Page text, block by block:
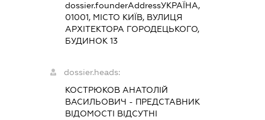
dossier.founderAddressУКРАЇНА,
01001, МІСТО КИЇВ, ВУЛИЦЯ
АРХІТЕКТОРА ГОРОДЕЦЬКОГО,
БУДИНОК 13
dossier.heads:
КОСТРЮКОВ АНАТОЛІЙ
ВАСИЛЬОВИЧ - ПРЕДСТАВНИК
ВІДОМОСТІ ВІДСУТНІ